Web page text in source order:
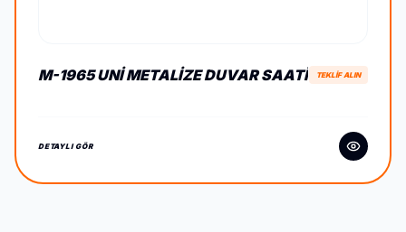
M-1965 UNI METALIZE DUVAR SAATI TEKLİF ALIN
DETAYLI GÖR